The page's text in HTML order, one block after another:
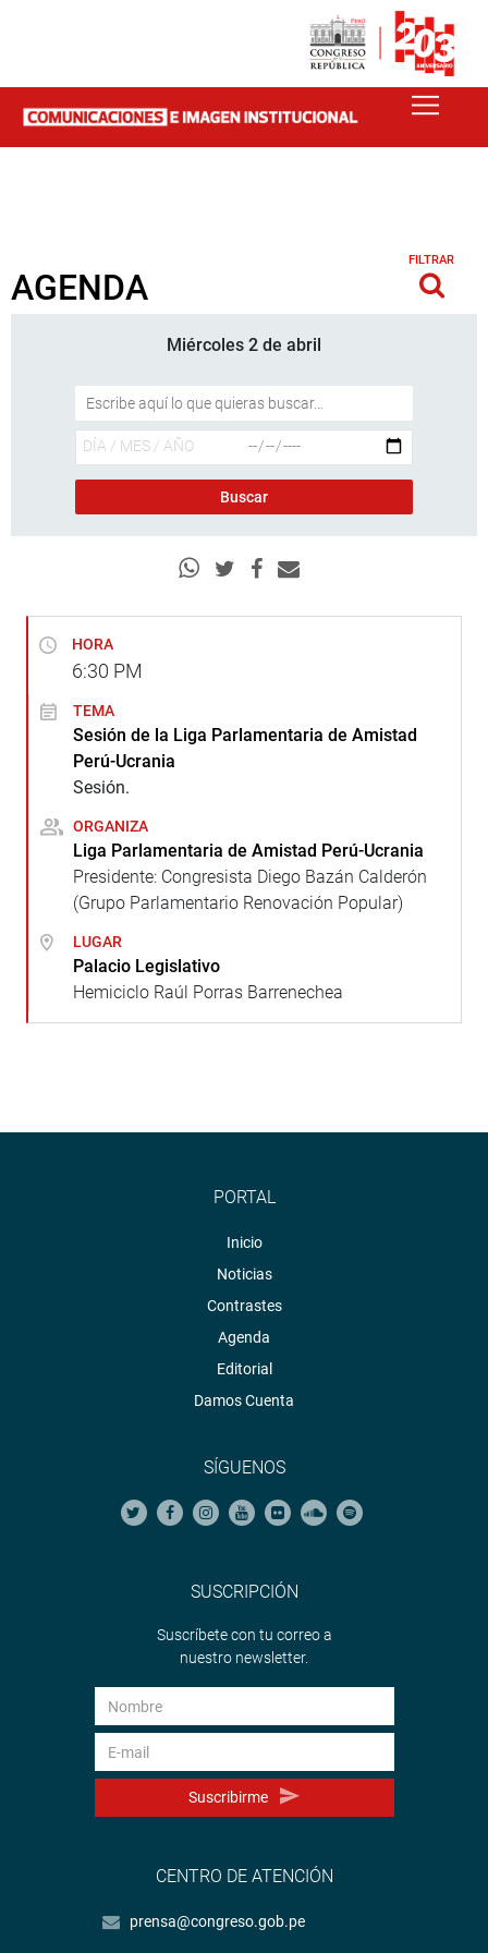
AGENDA
FILTRAR
Miércoles 2 de abril
HORA
6:30 PM
TEMA
Sesión de la Liga Parlamentaria de Amistad
Perú-Ucrania
Sesión.
ORGANIZA
Liga Parlamentaria de Amistad Perú-Ucrania
Presidente: Congresista Diego Bazán Calderón
(Grupo Parlamentario Renovación Popular)
LUGAR
Palacio Legislativo
Hemiciclo Raúl Porras Barrenechea
PORTAL
Inicio
Noticias
Contrastes
Agenda
Editorial
Damos Cuenta
SÍGUENOS
SUSCRIPCIÓN
Suscríbete con tu correo a
nuestro newsletter.
Suscribirme
CENTRO DE ATENCIÓN
prensa@congreso.gob.pe